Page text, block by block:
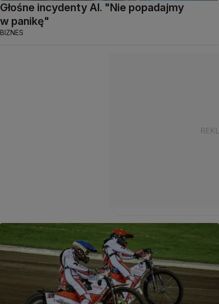
Głośne incydenty AI. "Nie popadajmy
w panikę"
BIZNES